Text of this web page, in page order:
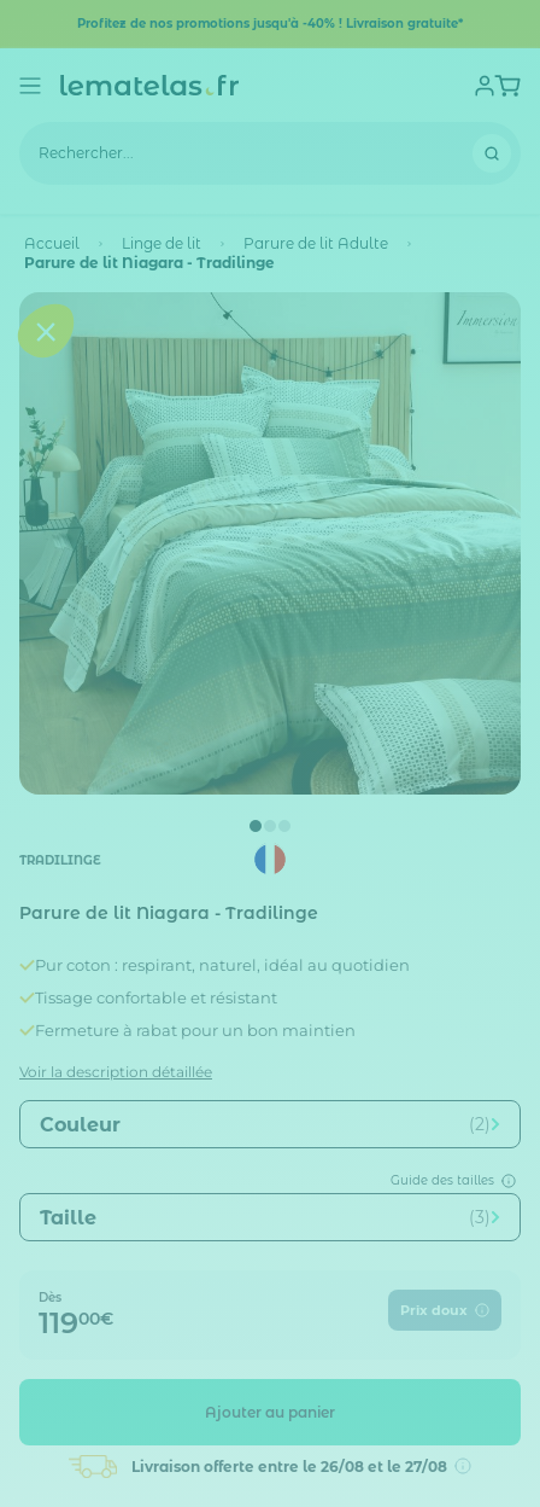
Profitez de nos promotions jusqu'à -40% ! Livraison gratuite*
Accueil Linge de lit
Parure de lit Adulte
Parure de lit Niagara - Tradilinge
TRADILINGE
Parure de lit Niagara - Tradilinge
Pur coton : respirant, naturel, idéal au quotidien
Tissage confortable et résistant
Fermeture à rabat pour un bon maintien
Voir la description détaillée
Dès
11900€ Prix doux
Guide des tailles
Taille (3)
Couleur (2)
Ajouter au panier
Livraison offerte entre le 26/08 et le 27/08